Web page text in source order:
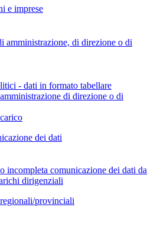
e imprese
di direzione o di
- dati in formato tabellare
di direzione o di
dei dati
incompleta comunicazione dei dati da
dirigenziali
provinciali